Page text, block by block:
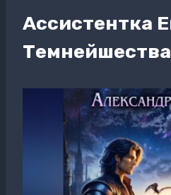
Ассистентка
Темнейшества